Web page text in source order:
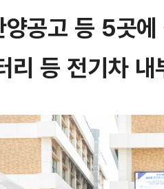
공고 등 5곳
리 등 전기차